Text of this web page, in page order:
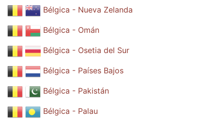
Bélgica - Nueva Zelanda
Bélgica - Omán
Bélgica - Osetia del Sur
Bélgica - Países Bajos
Bélgica - Pakistán
Bélgica - Palau